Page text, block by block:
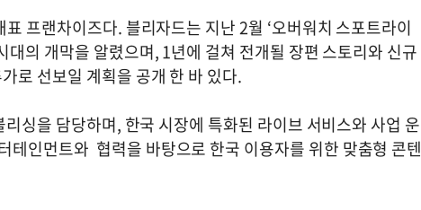
프랜차이즈다. 블리자드는 지난 2월 ‘오버워치 스포트라이
대의 개막을 알렸으며, 1년에 걸쳐 전개될 장편 스토리와 신규
로 선보일 계획을 공개 한 바 있다.
싱을 담당하며, 한국 시장에 특화된 라이브 서비스와 사업 운
테인먼트와 협력을 바탕으로 한국 이용자를 위한 맞춤형 콘텐